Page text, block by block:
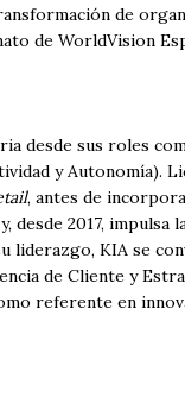
de
de WorldVision
desde sus roles
y Autonomía).
, antes de
2017, impulsa
liderazgo, KIA se
de Cliente y
referente en